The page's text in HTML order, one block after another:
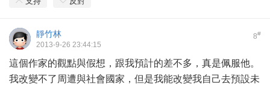
8#
靜竹林
2013-9-26 23:44:15
這個作家的觀點與假想，跟我預計的差不多，真是佩服他。
我改變不了周遭與社會國家，但是我能改變我自己去預設未